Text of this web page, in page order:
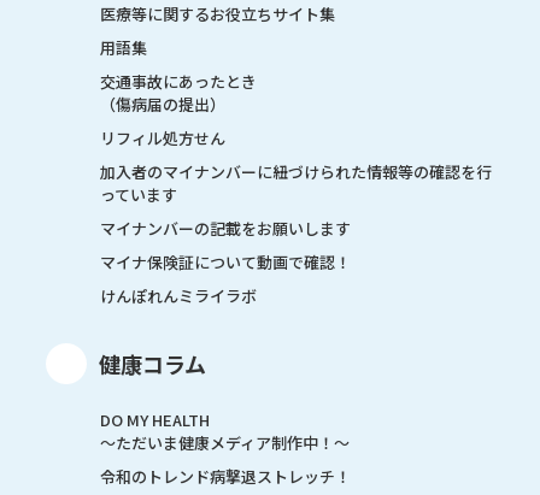
医療等に関するお役立ちサイト集
用語集
交通事故にあったとき
（傷病届の提出）
リフィル処方せん
加入者のマイナンバーに紐づけられた情報等の確認を行
っています
マイナンバーの記載をお願いします
マイナ保険証について動画で確認！
けんぽれんミライラボ
健康コラム
DO MY HEALTH
～ただいま健康メディア制作中！～
令和のトレンド病撃退ストレッチ！